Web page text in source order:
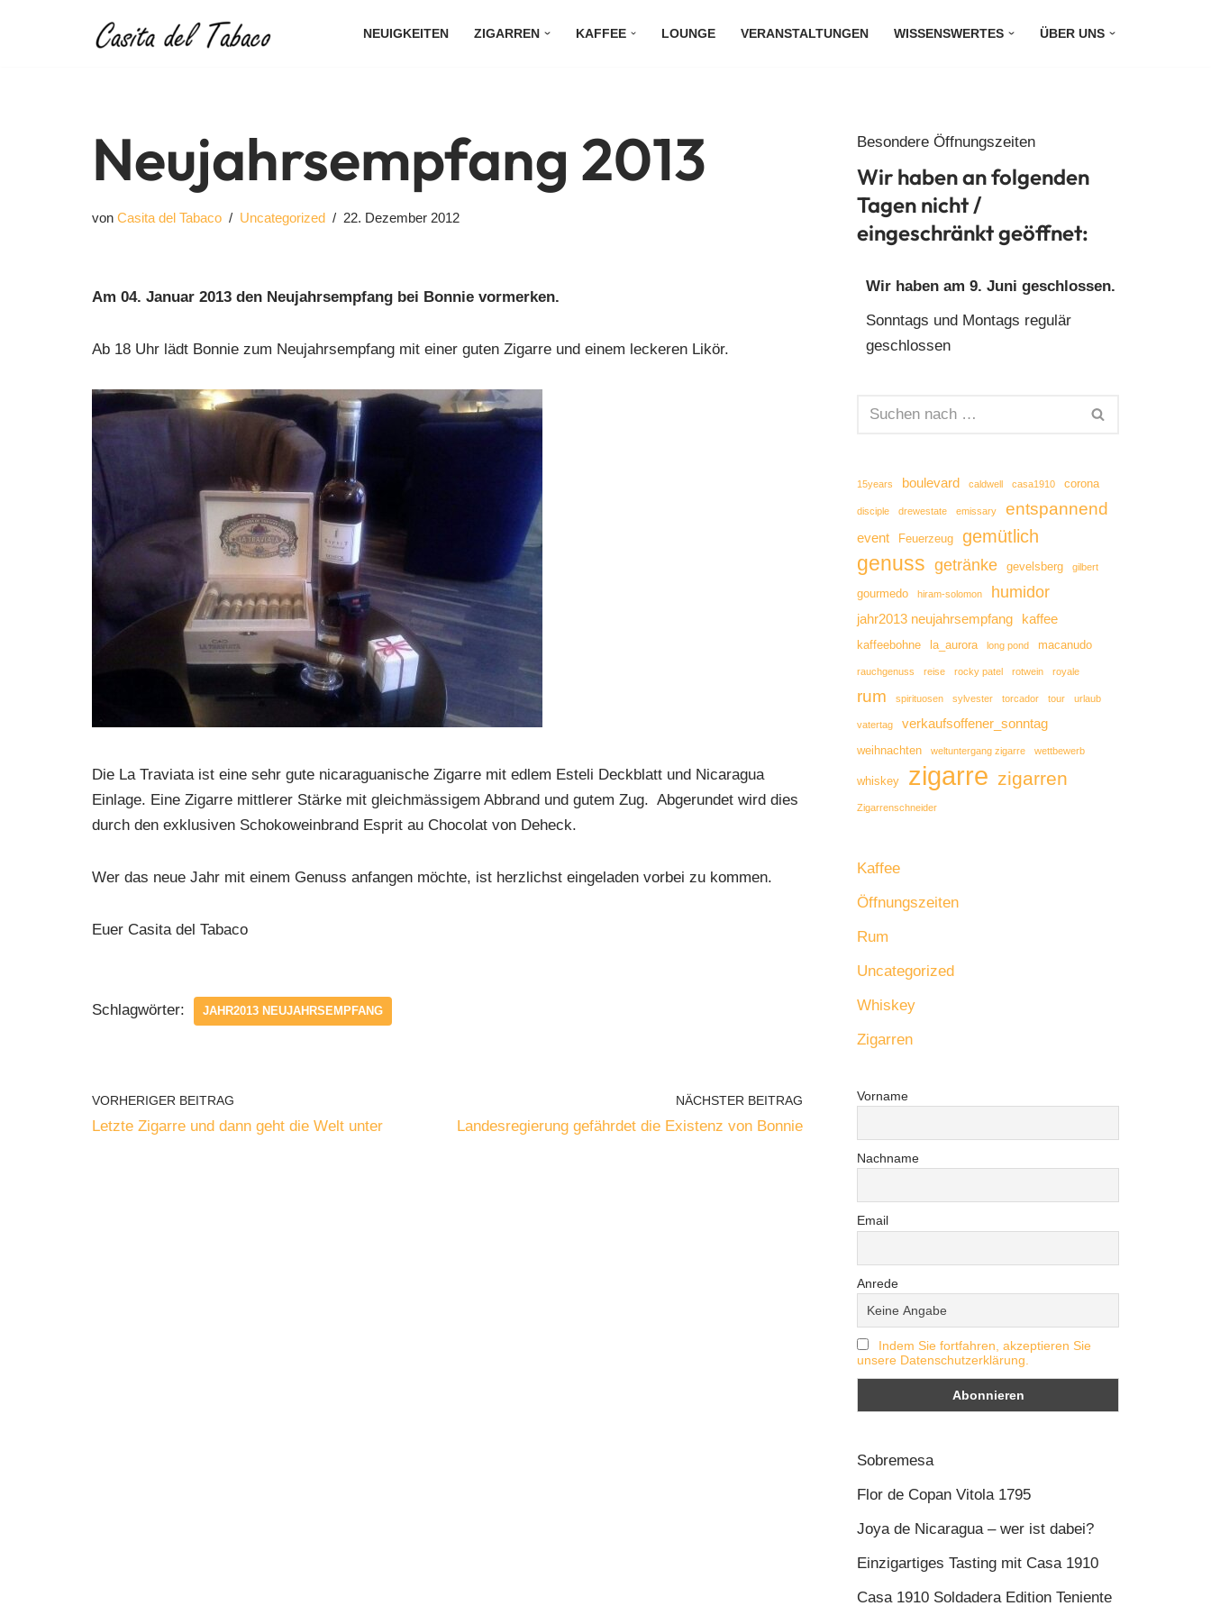
NEUIGKEITEN ZIGARREN KAFFEE LOUNGE VERANSTALTUNGEN WISSENSWERTES ÜBER UNS
Neujahrsempfang 2013
von Casita del Tabaco Uncategorized 22. Dezember 2012
Am 04. Januar 2013 den Neujahrsempfang bei Bonnie vormerken.
Ab 18 Uhr lädt Bonnie zum Neujahrsempfang mit einer guten Zigarre und einem leckeren Likör.
Die La Traviata ist eine sehr gute nicaraguanische Zigarre mit edlem Esteli Deckblatt und Nicaragua
Einlage. Eine Zigarre mittlerer Stärke mit gleichmässigem Abbrand und gutem Zug. Abgerundet wird dies
durch den exklusiven Schokoweinbrand Esprit au Chocolat von Deheck.
Wer das neue Jahr mit einem Genuss anfangen möchte, ist herzlichst eingeladen vorbei zu kommen.
Euer Casita del Tabaco
Schlagwörter: JAHR2013 NEUJAHRSEMPFANG
VORHERIGER BEITRAG
Letzte Zigarre und dann geht die Welt unter
NÄCHSTER BEITRAG
Landesregierung gefährdet die Existenz von Bonnie
Besondere Öffnungszeiten
Wir haben an folgenden
Tagen nicht /
eingeschränkt geöffnet:
Wir haben am 9. Juni geschlossen.
Sonntags und Montags regulär
geschlossen
15years boulevard caldwell casa1910 corona
disciple drewestate emissary entspannend
event Feuerzeug gemütlich
genuss getränke gevelsberg gilbert
gourmedo hiram-solomon humidor
jahr2013 neujahrsempfang kaffee
kaffeebohne la_aurora long pond macanudo
rauchgenuss reise rocky patel rotwein royale
rum spirituosen sylvester torcador tour urlaub
vatertag verkaufsoffener_sonntag
weihnachten weltuntergang zigarre wettbewerb
whiskey zigarre zigarren
Zigarrenschneider
Kaffee
Öffnungszeiten
Rum
Uncategorized
Whiskey
Zigarren
Vorname
Nachname
Email
Anrede
Indem Sie fortfahren, akzeptieren Sie
unsere Datenschutzerklärung.
Sobremesa
Flor de Copan Vitola 1795
Joya de Nicaragua – wer ist dabei?
Einzigartiges Tasting mit Casa 1910
Casa 1910 Soldadera Edition Teniente